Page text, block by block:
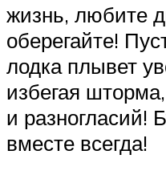
жизнь, любите
оберегайте!
лодка плывет
избегая
и разногласий!
вместе всегда!